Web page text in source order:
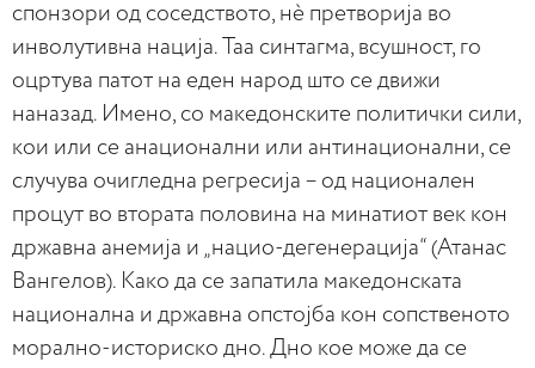
спонзори од соседството, нè претворија во
инволутивна нација. Таа синтагма, всушност, го
оцртува патот на еден народ што се движи
наназад. Имено, со македонските политички сили,
кои или се анационални или антинационални, се
случува очигледна регресија – од национален
процут во втората половина на минатиот век кон
државна анемија и „нацио-дегенерација“ (Атанас
Вангелов). Како да се запатила македонската
национална и државна опстојба кон сопственото
морално-историско дно. Дно кое може да се